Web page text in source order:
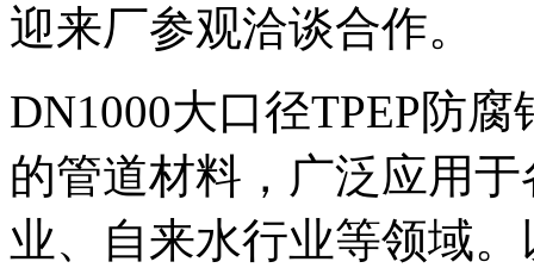
迎来厂参观洽谈合作。
DN1000大口径TPEP防
的管道材料，广泛应用
业、自来水行业等领域